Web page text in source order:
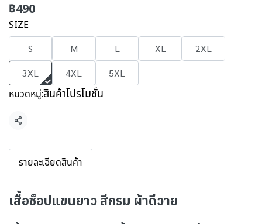
฿490
SIZE
S M L XL
2XL
3XL
4XL 5XL
หมวดหมู่:สินค้าโปรโมชั่น
แชร์
รายละเอียดสินค้า
เสื้อช็อปแขนยาว สีกรม ผ้าดีวาย